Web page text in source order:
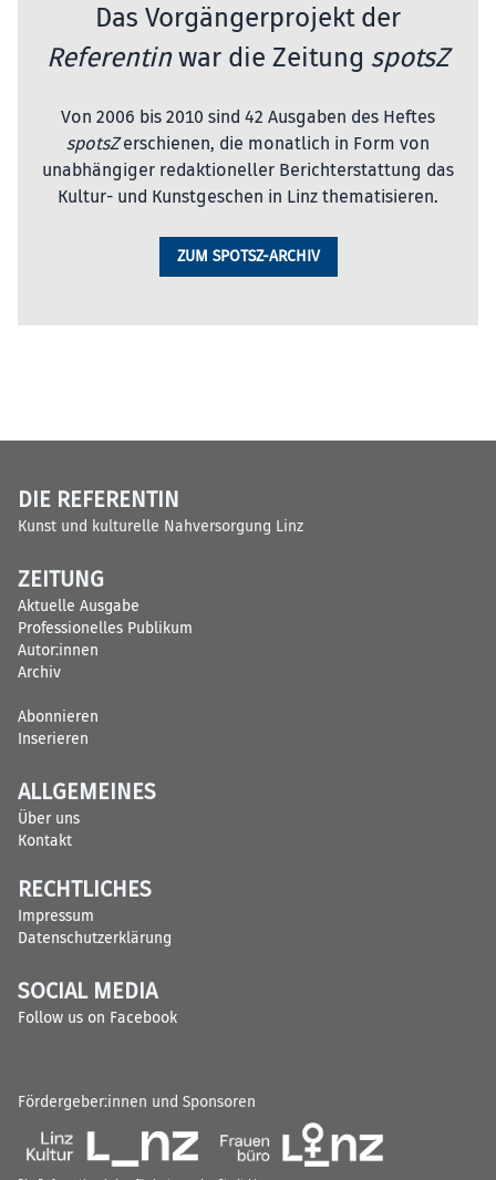
Das Vorgängerprojekt der
Referentinwar die Zeitung spotsZ
Von 2006 bis 2010 sind 42 Ausgaben des Heftes
spotsZerschienen, die monatlich in Form von
unabhängiger redaktioneller Berichterstattung das
Kultur- und Kunstgeschen in Linz thematisieren.
ZUM SPOTSZ-ARCHIV
DIE REFERENTIN
Kunst und kulturelle Nahversorgung Linz
ZEITUNG
Aktuelle Ausgabe
Professionelles Publikum
Autor:innen
Archiv
Abonnieren
Inserieren
ALLGEMEINES
Über uns
Kontakt
RECHTLICHES
Impressum
Datenschutzerklärung
SOCIAL MEDIA
Follow us on Facebook
Fördergeber:innen und Sponsoren